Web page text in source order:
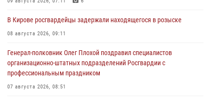
В Кирове росгвардейцы задержали находящегося в розыске
08 августа 2026, 09:11
Генерал-полковник Олег Плохой поздравил специалистов
организационно-штатных подразделений Росгвардии с
профессиональным праздником
07 августа 2026, 08:51